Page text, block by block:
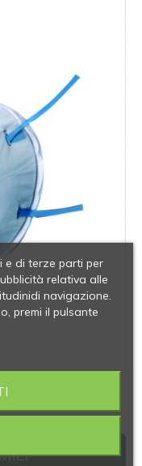
e di terze parti per
relativa alle
navigazione.
premi il pulsante